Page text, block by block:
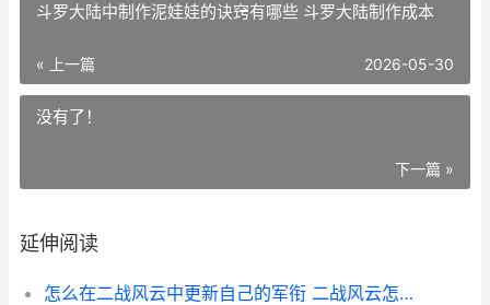
斗罗大陆中制作泥娃娃的诀窍有哪些 斗罗大陆制作成本
« 上一篇 2026-05-30
没有了！
下一篇 »
延伸阅读
怎么在二战风云中更新自己的军衔 二战风云怎么玩